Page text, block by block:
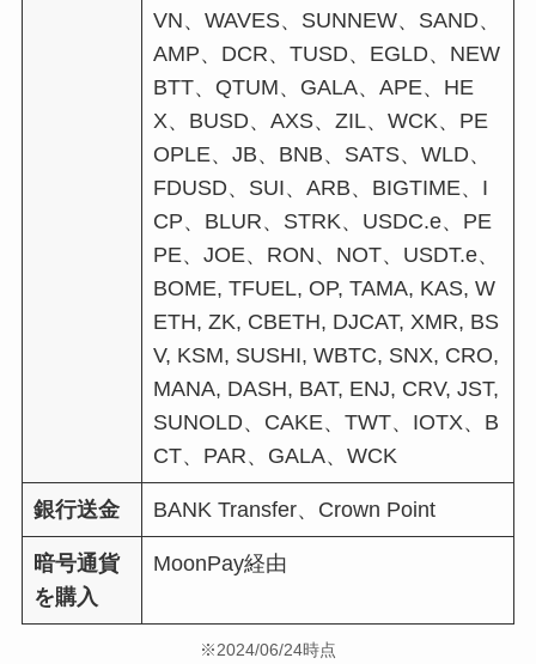
VN、WAVES、SUNNEW、SAND、
AMP、DCR、TUSD、EGLD、NEW
BTT、QTUM、GALA、APE、HE
X、BUSD、AXS、ZIL、WCK、PE
OPLE、JB、BNB、SATS、WLD、
FDUSD、SUI、ARB、BIGTIME、I
CP、BLUR、STRK、USDC.e、PE
PE、JOE、RON、NOT、USDT.e、
BOME, TFUEL, OP, TAMA, KAS, W
ETH, ZK, CBETH, DJCAT, XMR, BS
V, KSM, SUSHI, WBTC, SNX, CRO,
MANA, DASH, BAT, ENJ, CRV, JST,
SUNOLD、CAKE、TWT、IOTX、B
CT、PAR、GALA、WCK
銀行送金 BANK Transfer、Crown Point
暗号通貨
を購入
MoonPay経由
※2024/06/24時点